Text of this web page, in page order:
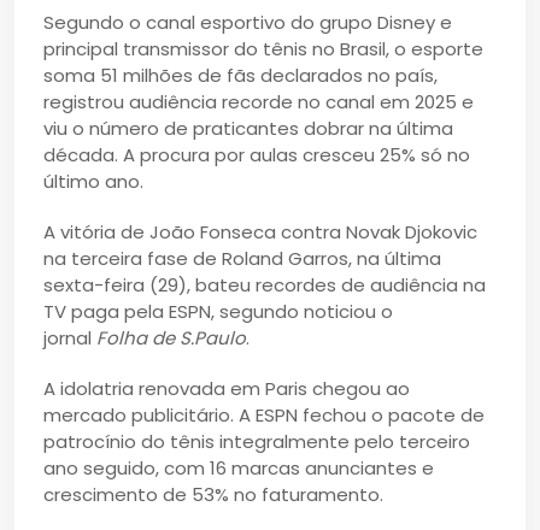
Segundo o canal esportivo do grupo Disney e
principal transmissor do tênis no Brasil, o esporte
soma 51 milhões de fãs declarados no país,
registrou audiência recorde no canal em 2025 e
viu o número de praticantes dobrar na última
década. A procura por aulas cresceu 25% só no
último ano.
A vitória de João Fonseca contra Novak Djokovic
na terceira fase de Roland Garros, na última
sexta-feira (29), bateu recordes de audiência na
TV paga pela ESPN, segundo noticiou o
jornal Folha de S.Paulo.
A idolatria renovada em Paris chegou ao
mercado publicitário. A ESPN fechou o pacote de
patrocínio do tênis integralmente pelo terceiro
ano seguido, com 16 marcas anunciantes e
crescimento de 53% no faturamento.